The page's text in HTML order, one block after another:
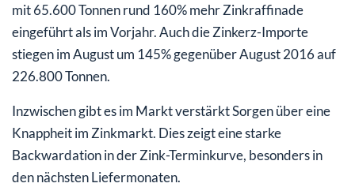
mit 65.600 Tonnen rund 160% mehr Zinkraffinade
eingeführt als im Vorjahr. Auch die Zinkerz-Importe
stiegen im August um 145% gegenüber August 2016 auf
226.800 Tonnen.
Inzwischen gibt es im Markt verstärkt Sorgen über eine
Knappheit im Zinkmarkt. Dies zeigt eine starke
Backwardation in der Zink-Terminkurve, besonders in
den nächsten Liefermonaten.